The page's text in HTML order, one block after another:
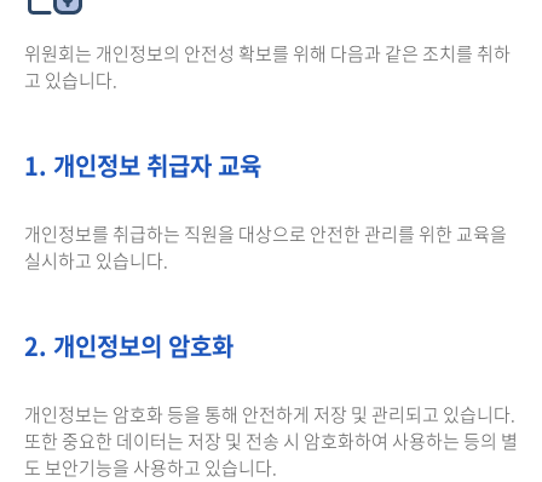
위원회는 개인정보의 안전성 확보를 위해 다음과 같은 조치를 취하
고 있습니다.
1. 개인정보 취급자 교육
개인정보를 취급하는 직원을 대상으로 안전한 관리를 위한 교육을
실시하고 있습니다.
2. 개인정보의 암호화
개인정보는 암호화 등을 통해 안전하게 저장 및 관리되고 있습니다.
또한 중요한 데이터는 저장 및 전송 시 암호화하여 사용하는 등의 별
도 보안기능을 사용하고 있습니다.